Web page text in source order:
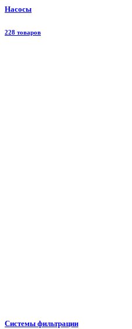
Насосы
228 товаров
Системы фильтрации